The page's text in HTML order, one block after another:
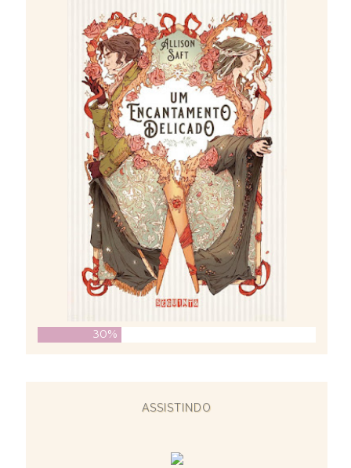
30%
ASSISTINDO